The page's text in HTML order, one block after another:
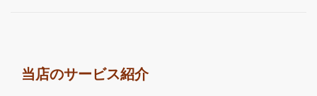
当店のサービス紹介